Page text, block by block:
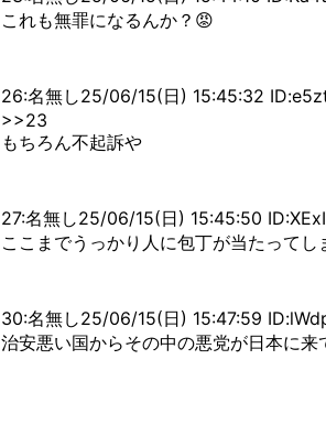
これも無罪になるんか？😡
26:名無し25/06/15(日) 15:45:32
>>23
もちろん不起訴や
27:名無し25/06/15(日) 15:45:50 ID:XExI
ここまでうっかり人に包丁が当たって
30:名無し25/06/15(日) 15:47:59
治安悪い国からその中の悪党が日本に来